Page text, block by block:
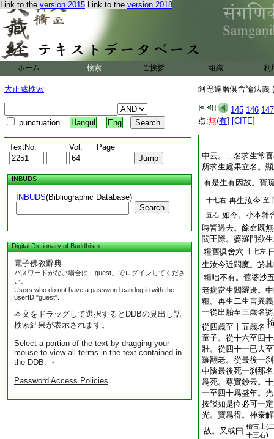
Link to the version 2015 Link to the version 2018
ホーム 検索 ご挨拶 組織 利
大正蔵検索
punctuation Hangul Eng
TextNo. Vol. Page
INBUDS
INBUDS(Bibliographic Database)
Search
Digital Dictionary of Buddhism
電子佛教辭典
パスワードがない場合は「guest」でログインしてくださ
い。
Users who do not have a password can log in with the
userID "guest".
本文をドラッグして選択するとDDBの見出し語
検索結果が表示されます。
Select a portion of the text by dragging your
mouse to view all terms in the text contained in
the DDB. ・
Password Access Policies
阿毘達磨倶舍論法義
145 146 147
点:無/有] [CITE]
中云。二名求生常
所求生處果立名。
有是生有因故。寶
十七右 再生汝今 至
五右 如今。小本雜
時皆過去。餘命既
閻王際。婆羅門欲
糧舊倶舍六 十七左
生汝今近閻魔。於
糧咄不有。舊婆沙
老病當生閻羅邊。
糧。再生二生言異
一從出胎至三歳名
從四歳至十五歳名
童子。從十六至四
壯。從四十一已去
羅翻老。從最後一
中陰最後死一刹那
爲死。尊實鈔云。
一至四十爲盛年。
按談如是位必可一
光。寶爲得。神泰
故。又或曰 稽古上(
十三右)